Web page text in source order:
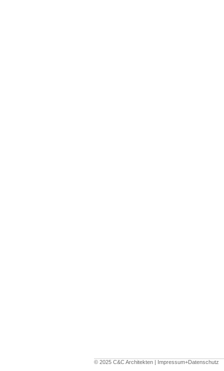
© 2025 C&C Architekten | Impressum+Datenschutz